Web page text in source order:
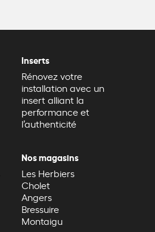
Inserts
Rénovez votre
installation avec un
insert alliant la
performance et
l’authenticité
Nos magasins
Les Herbiers
Cholet
Angers
Bressuire
Montaigu